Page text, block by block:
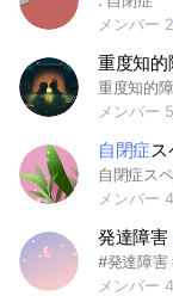
メンバー 2
重度知的
メンバー
自閉症ス
メンバー
発達障害
メンバー